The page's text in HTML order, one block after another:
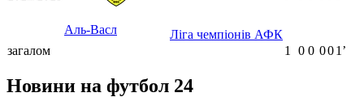
Аль-Васл Ліга чемпіонів АФК
загалом 1 0 0 001ʼ
Новини на футбол 24